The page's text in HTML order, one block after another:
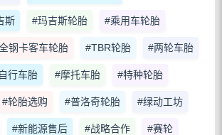
斯 #玛吉斯轮胎 #乘用车轮胎
钢卡客车轮胎 #TBR轮胎 #两轮车胎
行车胎 #摩托车胎 #特种轮胎
#轮胎选购 #普洛奇轮胎 #绿动工坊
#新能源售后 #战略合作 #赛轮